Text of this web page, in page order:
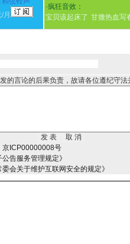
月
·疯狂音效：
宝贝该起床了 甘撒热血写
的言论的后果负责，故请各位遵纪守
京ICP00000008号
告服务管理规定》
会关于维护互联网安全的规定》